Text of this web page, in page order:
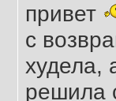
привет
с
худела,
решила